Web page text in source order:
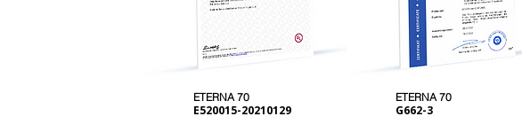
ETERNA 70
E520015-20210129
ETERNA 70
G662-3